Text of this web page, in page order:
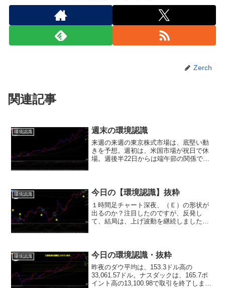
Zerch
関連記事
環境認識 週末の環境認識
来週の来週の東京株式市場は、底堅い動
きを予想。週初は、米国市場が祝日で休
場。週後半22日からは端午節の関係で、
金融政策決定会合...
環境認識 今日の【環境認識】抜粋
１時間足チャート深夜、（Ｅ）の形状が
出るのか？注目したのですが、反発し
て、結局は、上げ波動を継続しました。
環境認識 今日の環境認識・抜粋
昨夜のダウ平均は、153.3ドル高の
33,061.57ドル。ナスダックは、165.7ポ
イント高の13,100.98で取引を終了しまし